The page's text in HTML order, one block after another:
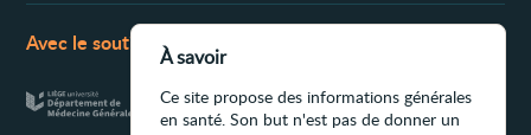
Avec le soutien de
À savoir
Ce site propose des informations générales
en santé. Son but n'est pas de donner un